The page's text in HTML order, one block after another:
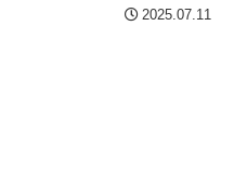
2025.07.11